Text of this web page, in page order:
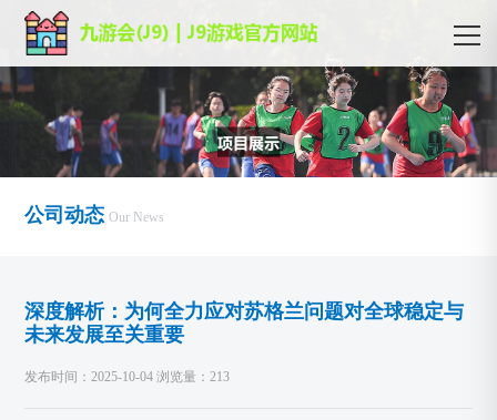
公司动态 Our News
深度解析：为何全力应对苏格兰问题对全球稳定与
未来发展至关重要
发布时间：2025-10-04 浏览量：213